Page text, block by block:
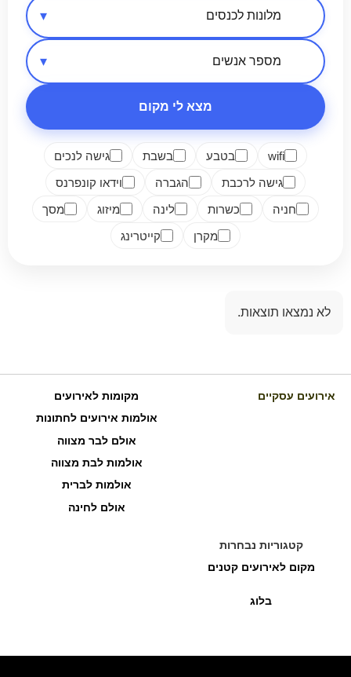
אזור בארץ
סיווג מקום
מספר אנשים
מצא לי מקום
wifi בטבע בשבת
גישה לנכים
גישה לרכבת
הגברה
וידאו קונפרנס
חניה
כשרות לינה מיזוג
מסך
מקרן
קייטרינג
לא נמצאו תוצאות.
אירועים עסקיים
מקומות לאירועים
אולמות אירועים לחתונות
אולם לבר מצווה
אולמות לבת מצווה
אולמות לברית
אולם לחינה
קטגוריות נבחרות
מקום לאירועים קטנים
בלוג